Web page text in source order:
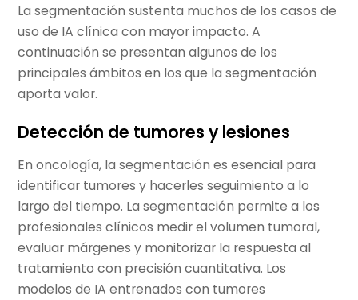
La segmentación sustenta muchos de los casos de
uso de IA clínica con mayor impacto. A
continuación se presentan algunos de los
principales ámbitos en los que la segmentación
aporta valor.
Detección de tumores y lesiones
En oncología, la segmentación es esencial para
identificar tumores y hacerles seguimiento a lo
largo del tiempo. La segmentación permite a los
profesionales clínicos medir el volumen tumoral,
evaluar márgenes y monitorizar la respuesta al
tratamiento con precisión cuantitativa. Los
modelos de IA entrenados con tumores